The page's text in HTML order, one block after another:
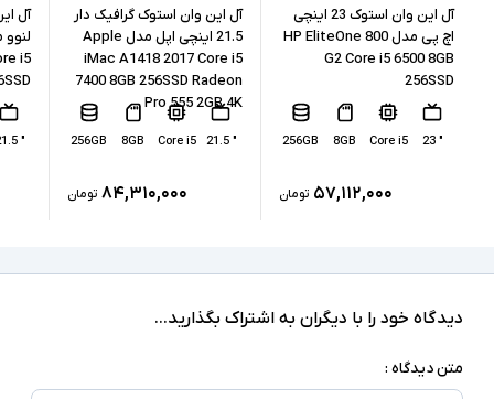
حافظه داخلی 512GB
نوع حافظه داخلی
پردازنده گرافیکی Intel UHD Graphics 630
آل این وان استوک 23 اینچی
اچ پی مدل HP EliteOne 800
G2 Core i5 6500 8GB
256SSD
" 23
Core i5
8GB
256GB
۵۷,۱۱۲,۰۰۰ تومان
آل این وان استوک گرافیک دار
21.5 اینچی اپل مدل Apple
iMac A1418 2017 Core i5
7400 8GB 256SSD Radeon
Pro 555 2GB 4K
" 21.5
Core i5
8GB
256GB
۸۴,۳۱۰,۰۰۰ تومان
i5
" 21.5
دیدگاه خود را با دیگران به اشتراک بگذارید...
متن دیدگاه :